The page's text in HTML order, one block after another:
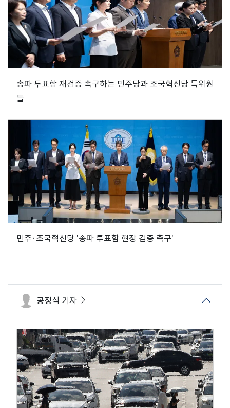
송파 투표함 재검증 촉구하는 민주당과 조국혁신당 특위원
들
민주·조국혁신당 '송파 투표함 현장 검증 촉구'
공정식 기자